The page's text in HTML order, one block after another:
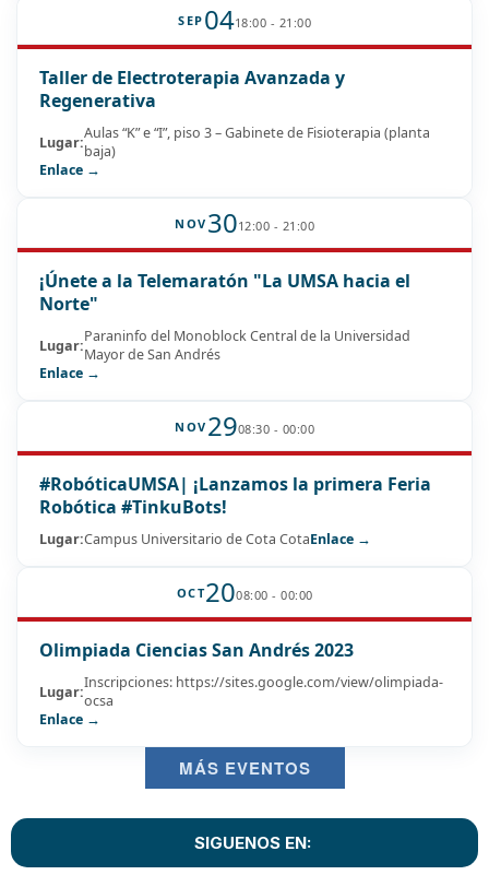
SEP 0418:00 - 21:00
Taller de Electroterapia Avanzada y
Regenerativa
Lugar:Aulas “K” e “I”, piso 3 – Gabinete de Fisioterapia (planta
baja)
Enlace →
NOV 3012:00 - 21:00
¡Únete a la Telemaratón "La UMSA hacia el
Norte"
Lugar:Paraninfo del Monoblock Central de la Universidad
Mayor de San Andrés
Enlace →
NOV 2908:30 - 00:00
#RobóticaUMSA| ¡Lanzamos la primera Feria
Robótica #TinkuBots!
Lugar:Campus Universitario de Cota CotaEnlace →
OCT2008:00 - 00:00
Olimpiada Ciencias San Andrés 2023
Lugar:Inscripciones: https://sites.google.com/view/olimpiada-
ocsa
Enlace →
MÁS EVENTOS
SIGUENOS EN: